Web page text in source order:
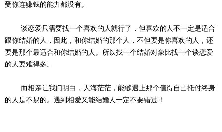
受你连赚钱的能力都没有。
谈恋爱只需要找一个喜欢的人就行了，但喜欢的人不一定是适合
跟你结婚的人，因此，和你结婚的那个人，不但要是你喜欢的人，还
要是那个最适合和你结婚的人。所以找一个结婚对象比找一个谈恋爱
的人要难得多。
而相亲让我们明白，人海茫茫，能够遇上那个值得自己托付终身
的人是不易的。遇到相爱又能结婚人一定不要错过！